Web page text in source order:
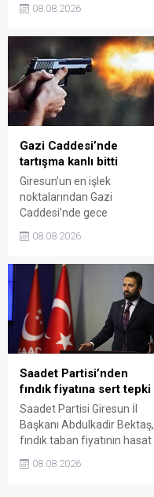
sanat ve eğlenceyle
organizasyonun ardından
Kadın El Emeği Pazarı'nın
süresi de 16 Ağustos'a
kadar uzatıldı.
08.08.2026
Gazi Caddesi’nde
tartışma kanlı bitti
Giresun’un en işlek
noktalarından Gazi
Caddesi’nde gece
kavgada A.E. ayağından
bölgede kısa süreli panik
yaşanırken polis geniş çaplı
soruşturma başlattı.
08.08.2026
Saadet Partisi’nden
fındık fiyatına sert tepki
Saadet Partisi Giresun İl
Başkanı Abdulkadir Bektaş,
fındık taban fiyatının hasat
açıklanmamasına tepki
08.08.2026